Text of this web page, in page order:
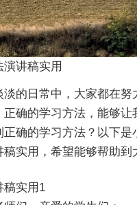
演讲稿实用
淡的日常中，大家都在努
正确的学习方法，能够让
正确的学习方法？以下是
实用，希望能够帮助到
稿实用1